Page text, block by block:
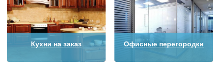
Кухни на заказ Офисные перегородки